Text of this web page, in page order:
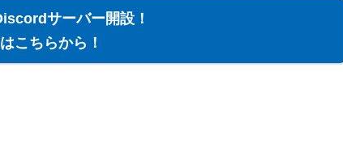
サーバー開設！
こちらから！